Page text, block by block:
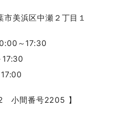
美浜区中瀬２丁目１
～17:30
小間番号2205 】